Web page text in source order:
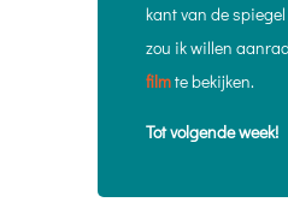
kant van de
zou ik willen
filmte bekijken.
Tot volgende week!